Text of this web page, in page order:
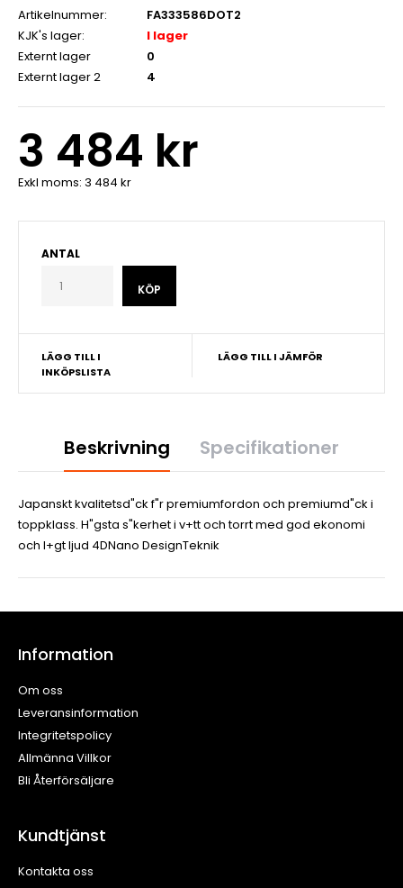
Artikelnummer:
FA333586DOT2
KJK's lager:
I lager
Externt lager
0
Externt lager 2
4
3 484 kr
Exkl moms: 3 484 kr
ANTAL
LÄGG TILL I
INKÖPSLISTA
LÄGG TILL I JÄMFÖR
Beskrivning Specifikationer
Japanskt kvalitetsd"ck f"r premiumfordon och premiumd"ck i
toppklass. H"gsta s"kerhet i v+tt och torrt med god ekonomi
och l+gt ljud 4DNano DesignTeknik
Information
Om oss
Leveransinformation
Integritetspolicy
Allmänna Villkor
Bli Återförsäljare
Kundtjänst
Kontakta oss